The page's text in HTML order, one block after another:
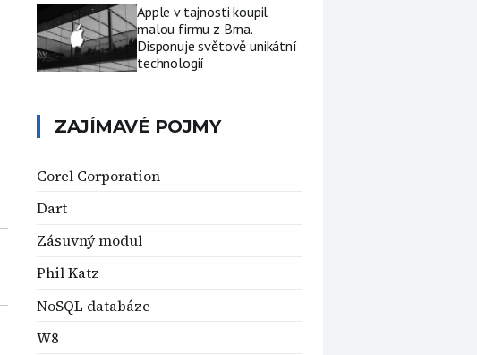
Apple v tajnosti koupil
malou firmu z Brna.
Disponuje světově unikátní
technologií
ZAJÍMAVÉ POJMY
Corel Corporation
Dart
Zásuvný modul
Phil Katz
NoSQL databáze
W8